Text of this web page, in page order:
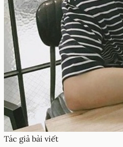
Tác giả bài viết